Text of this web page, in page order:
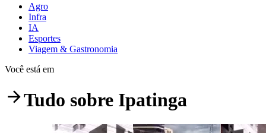
Agro
Infra
IA
Esportes
Viagem & Gastronomia
Você está em
Tudo sobre Ipatinga